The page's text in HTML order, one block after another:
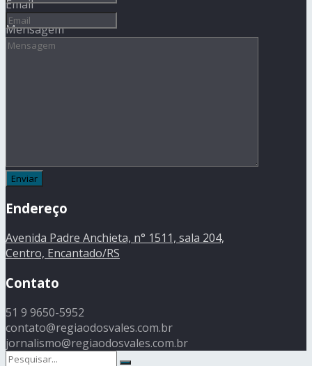
Email
Mensagem
Endereço
Avenida Padre Anchieta, n° 1511, sala 204,
Centro, Encantado/RS
Contato
51 9 9650-5952
contato@regiaodosvales.com.br
jornalismo@regiaodosvales.com.br